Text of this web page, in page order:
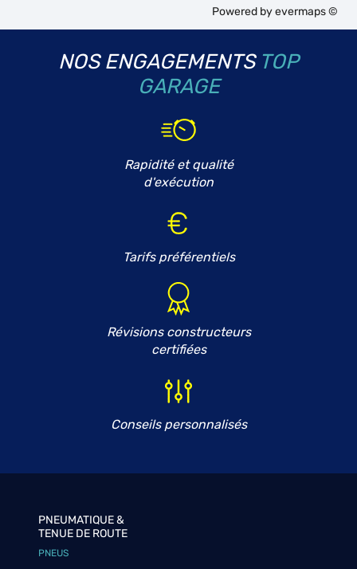
Powered byevermaps ©
NOS ENGAGEMENTS TOP
GARAGE
Rapidité et qualité
d'exécution
Tarifs préférentiels
Révisions constructeurs
certifiées
Conseils personnalisés
PNEUMATIQUE &
TENUE DE ROUTE
PNEUS